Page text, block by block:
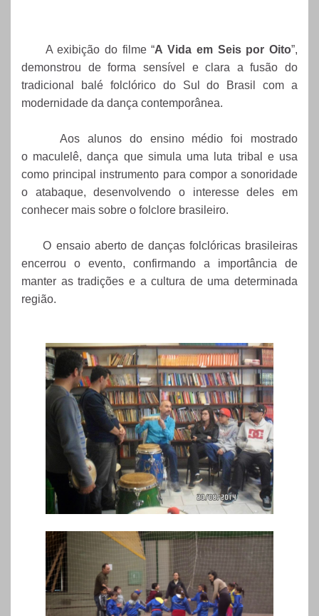
A exibição do filme “A Vida em Seis por Oito”,
demonstrou de forma sensível e clara a fusão do
tradicional balé folclórico do Sul do Brasil com a
modernidade da dança contemporânea.
Aos alunos do ensino médio foi mostrado
o maculelê, dança que simula uma luta tribal e usa
como principal instrumento para compor a sonoridade
o atabaque, desenvolvendo o interesse deles em
conhecer mais sobre o folclore brasileiro.
O ensaio aberto de danças folclóricas brasileiras
encerrou o evento, confirmando a importância de
manter as tradições e a cultura de uma determinada
região.